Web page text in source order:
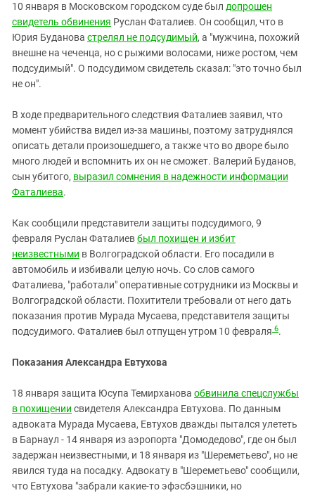
10 января в Московском городском суде был допрошен
свидетель обвинения Руслан Фаталиев. Он сообщил, что в
Юрия Буданова стрелял не подсудимый, а "мужчина, похожий
внешне на чеченца, но с рыжими волосами, ниже ростом, чем
подсудимый". О подсудимом свидетель сказал: "это точно был
не он".
В ходе предварительного следствия Фаталиев заявил, что
момент убийства видел из-за машины, поэтому затруднялся
описать детали произошедшего, а также что во дворе было
много людей и вспомнить их он не сможет. Валерий Буданов,
сын убитого, выразил сомнения в надежности информации
Фаталиева.
Как сообщили представители защиты подсудимого, 9
февраля Руслан Фаталиевбыл похищен и избит
неизвестными в Волгоградской области. Его посадили в
автомобиль и избивали целую ночь. Со слов самого
Фаталиева, "работали" оперативные сотрудники из Москвы и
Волгоградской области. Похитители требовали от него дать
показания против Мурада Мусаева, представителя защиты
подсудимого. Фаталиев был отпущен утром 10 февраля 6.
Показания Александра Евтухова
18 января защита Юсупа Темирханова обвинила спецслужбы
в похищении свидетеля Александра Евтухова. По данным
адвоката Мурада Мусаева, Евтухов дважды пытался улететь
в Барнаул - 14 января из аэропорта "Домодедово", где он был
задержан неизвестными, и 18 января из "Шереметьево", но не
явился туда на посадку. Адвокату в "Шереметьево" сообщили,
что Евтухова "забрали какие-то эфэсбэшники, но